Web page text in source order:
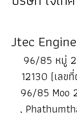
Jtec
96/85 หมู่
12130 (เลข
96/85 Moo
,